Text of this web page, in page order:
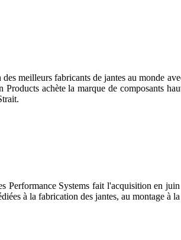
meilleurs fabricants de jantes au monde
achète la marque de composants
Performance Systems fait l'acquisition en
à la fabrication des jantes, au montage à